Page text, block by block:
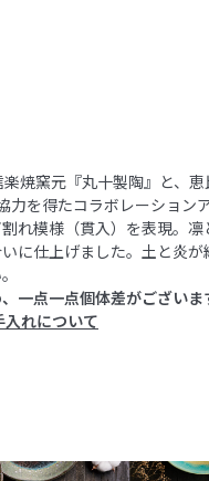
焼窯元『丸十製陶』と、
力を得たコラボレーション
れ模様（貫入）を表現。
に仕上げました。土と炎
一点一点個体差がございま
れについて